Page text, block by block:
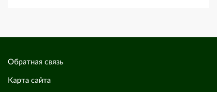
Обратная связь
Карта сайта